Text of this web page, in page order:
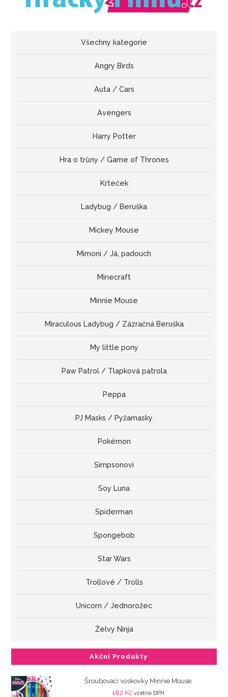
Všechny kategorie
Angry Birds
Auta / Cars
Avengers
Harry Potter
Hra o trůny / Game of Thrones
Krteček
Ladybug / Beruška
Mickey Mouse
Mimoni / Já, padouch
Minecraft
Minnie Mouse
Miraculous Ladybug / Zázračná Beruška
My little pony
Paw Patrol / Tlapková patrola
Peppa
PJ Masks / Pyžamasky
Pokémon
Simpsonovi
Soy Luna
Spiderman
Spongebob
Star Wars
Trollové / Trolls
Unicorn / Jednorožec
Želvy Ninja
Akční Produkty
Šroubovací voskovky Minnie Mouse
182 Kč včetně DPH